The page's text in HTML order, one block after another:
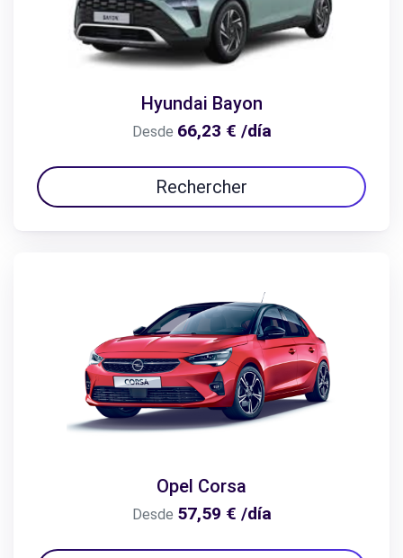
Hyundai Bayon
Desde 66,23 € /día
Rechercher
Opel Corsa
Desde 57,59 € /día